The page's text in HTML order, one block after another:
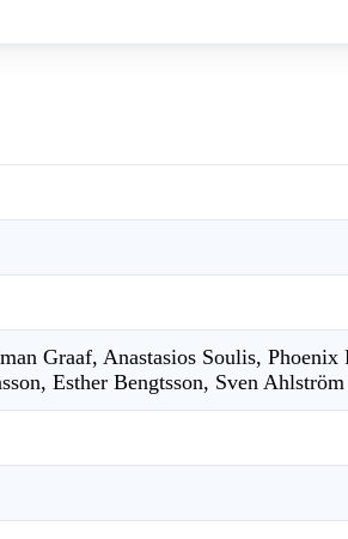
Graaf, Anastasios Soulis, Phoenix
Esther Bengtsson, Sven Ahlström